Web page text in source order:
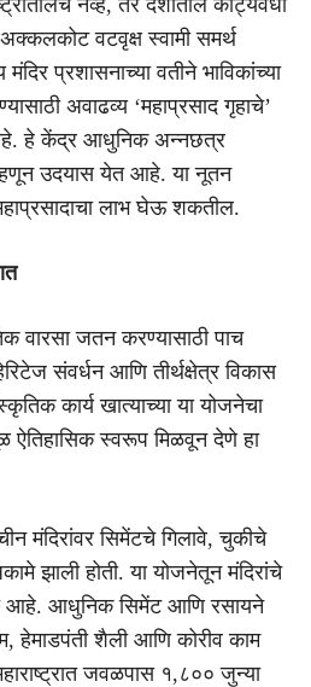
वटवृक्ष स्वामी समर्थ
प्रशासनाच्या वतीने भाविकांच्या
अवाढव्य ‘महाप्रसाद गृहाचे’
हे केंद्र आधुनिक अन्नछत्र
उदयास येत आहे. या नूतन
लाभ घेऊ शकतील.
वारसा जतन करण्यासाठी पाच
संवर्धन आणि तीर्थक्षेत्र विकास
कार्य खात्याच्या या योजनेचा
ऐतिहासिक स्वरूप मिळवून देणे हा
मंदिरांवर सिमेंटचे गिलावे, चुकीचे
झाली होती. या योजनेतून मंदिरांचे
आहे. आधुनिक सिमेंट आणि रसायने
हेमाडपंती शैली आणि कोरीव काम
जवळपास १,८०० जुन्या